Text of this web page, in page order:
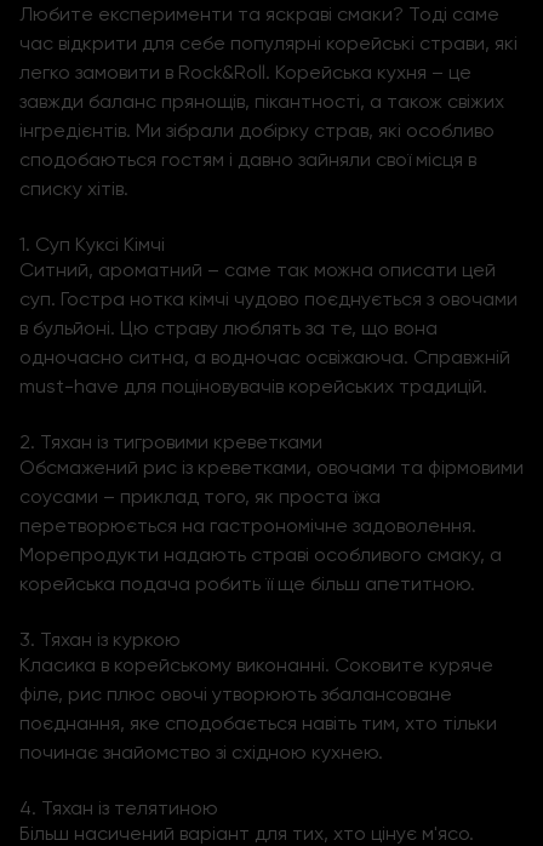
Любите експерименти та яскраві смаки? Тоді саме
час відкрити для себе популярні корейські страви, які
легко замовити в Rock&Roll. Корейська кухня – це
завжди баланс прянощів, пікантності, а також свіжих
інгредієнтів. Ми зібрали добірку страв, які особливо
сподобаються гостям і давно зайняли свої місця в
списку хітів.
1. Суп Куксі Кімчі
Ситний, ароматний – саме так можна описати цей
суп. Гостра нотка кімчі чудово поєднується з овочами
в бульйоні. Цю страву люблять за те, що вона
одночасно ситна, а водночас освіжаюча. Справжній
must-have для поціновувачів корейських традицій.
2. Тяхан із тигровими креветками
Обсмажений рис із креветками, овочами та фірмовими
соусами – приклад того, як проста їжа
перетворюється на гастрономічне задоволення.
Морепродукти надають страві особливого смаку, а
корейська подача робить її ще більш апетитною.
3. Тяхан із куркою
Класика в корейському виконанні. Соковите куряче
філе, рис плюс овочі утворюють збалансоване
поєднання, яке сподобається навіть тим, хто тільки
починає знайомство зі східною кухнею.
4. Тяхан із телятиною
Більш насичений варіант для тих, хто цінує м'ясо.